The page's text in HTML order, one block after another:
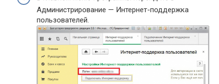
Администрирование — Интернет-поддержка
пользователей.